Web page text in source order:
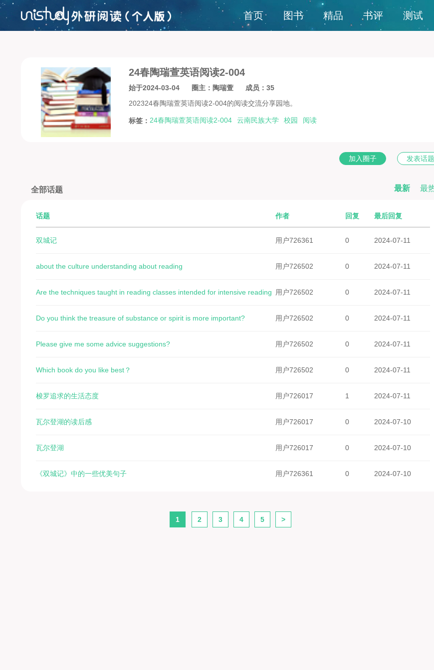
首页 图书 精品 书评 测试
24春陶瑞萱英语阅读2-004
始于2024-03-04 圈主：陶瑞萱
成员：35
202324春陶瑞萱英语阅读2-004的阅读交流分享园地。
标签： 24春陶瑞萱英语阅读2-004 云南民族大学 校园 阅读
发表话题
加入圈子
最
最新
全部话题
话题 作者 回复 最后回复
双城记 用户726361 0 2024-07-11
about the culture understanding about reading 用户726502 0 2024-07-11
Are the techniques taught in reading classes intended for intensive reading
or extensive reading?
用户726502 0 2024-07-11
Do you think the treasure of substance or spirit is more important? 用户726502 0 2024-07-11
Please give me some advice suggestions? 用户726502 0 2024-07-11
Which book do you like best？ 用户726502 0 2024-07-11
梭罗追求的生活态度 用户726017 1 2024-07-11
瓦尔登湖的读后感 用户726017 0 2024-07-10
瓦尔登湖 用户726017 0 2024-07-10
《双城记》中的一些优美句子 用户726361 0 2024-07-10
1 2 3 4 5 >